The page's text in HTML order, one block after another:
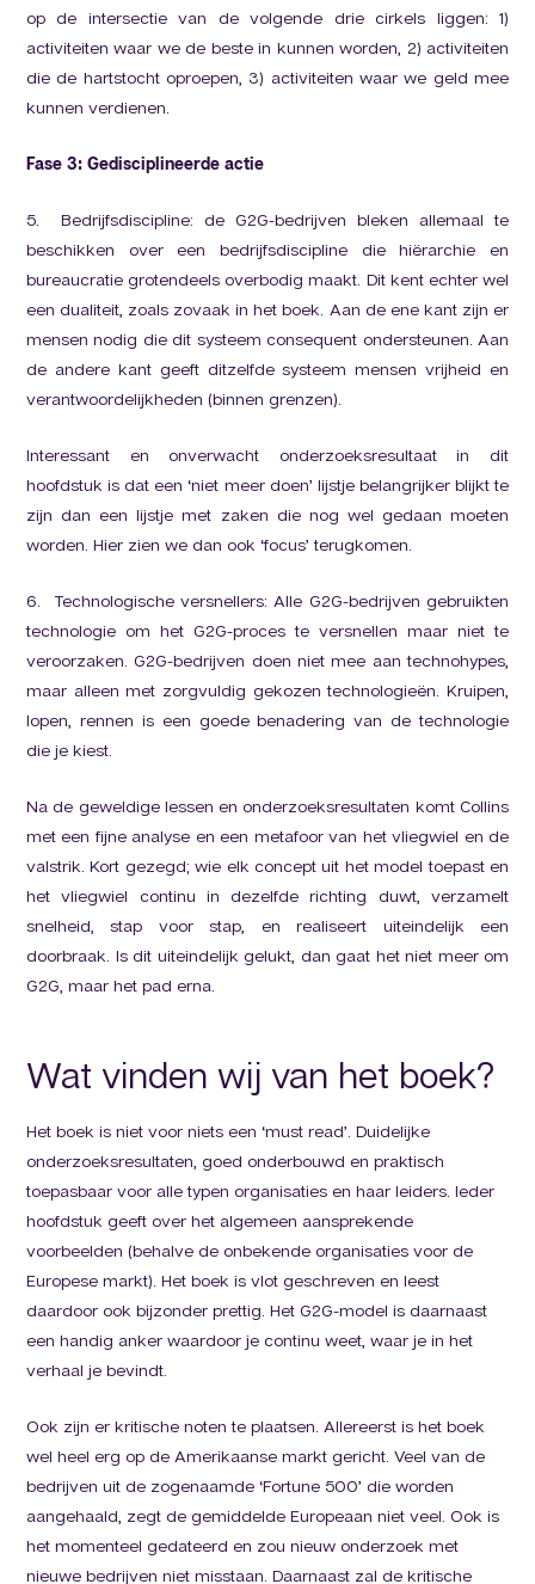
op de intersectie van de volgende drie cirkels liggen: 1)
activiteiten waar we de beste in kunnen worden, 2) activiteiten
die de hartstocht oproepen, 3) activiteiten waar we geld mee
kunnen verdienen.
Fase 3: Gedisciplineerde actie
5. Bedrijfsdiscipline: de G2G-bedrijven bleken allemaal te
beschikken over een bedrijfsdiscipline die hiërarchie en
bureaucratie grotendeels overbodig maakt. Dit kent echter wel
een dualiteit, zoals zovaak in het boek. Aan de ene kant zijn er
mensen nodig die dit systeem consequent ondersteunen. Aan
de andere kant geeft ditzelfde systeem mensen vrijheid en
verantwoordelijkheden (binnen grenzen).
Interessant en onverwacht onderzoeksresultaat in dit
hoofdstuk is dat een ‘niet meer doen’ lijstje belangrijker blijkt te
zijn dan een lijstje met zaken die nog wel gedaan moeten
worden. Hier zien we dan ook ‘focus’ terugkomen.
6. Technologische versnellers: Alle G2G-bedrijven gebruikten
technologie om het G2G-proces te versnellen maar niet te
veroorzaken. G2G-bedrijven doen niet mee aan technohypes,
maar alleen met zorgvuldig gekozen technologieën. Kruipen,
lopen, rennen is een goede benadering van de technologie
die je kiest.
Na de geweldige lessen en onderzoeksresultaten komt Collins
met een fijne analyse en een metafoor van het vliegwiel en de
valstrik. Kort gezegd; wie elk concept uit het model toepast en
het vliegwiel continu in dezelfde richting duwt, verzamelt
snelheid, stap voor stap, en realiseert uiteindelijk een
doorbraak. Is dit uiteindelijk gelukt, dan gaat het niet meer om
G2G, maar het pad erna.
Wat vinden wij van het boek?
Het boek is niet voor niets een ‘must read’. Duidelijke
onderzoeksresultaten, goed onderbouwd en praktisch
toepasbaar voor alle typen organisaties en haar leiders. Ieder
hoofdstuk geeft over het algemeen aansprekende
voorbeelden (behalve de onbekende organisaties voor de
Europese markt). Het boek is vlot geschreven en leest
daardoor ook bijzonder prettig. Het G2G-model is daarnaast
een handig anker waardoor je continu weet, waar je in het
verhaal je bevindt.
Ook zijn er kritische noten te plaatsen. Allereerst is het boek
wel heel erg op de Amerikaanse markt gericht. Veel van de
bedrijven uit de zogenaamde ‘Fortune 500’ die worden
aangehaald, zegt de gemiddelde Europeaan niet veel. Ook is
het momenteel gedateerd en zou nieuw onderzoek met
nieuwe bedrijven niet misstaan. Daarnaast zal de kritische